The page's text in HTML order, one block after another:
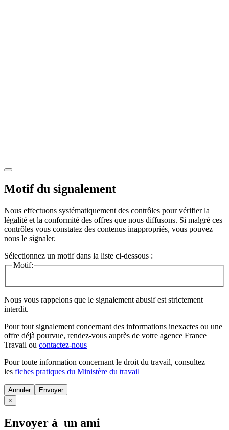
Motif du signalement
Nous effectuons systématiquement des contrôles pour vérifier la
légalité et la conformité des offres que nous diffusons. Si malgré ces
contrôles vous constatez des contenus inappropriés, vous pouvez
nous le signaler.
Sélectionnez un motif dans la liste ci-dessous :
Motif:
Nous vous rappelons que le signalement abusif est strictement
interdit.
Pour tout signalement concernant des informations inexactes ou une
offre déjà pourvue, rendez-vous auprès de votre agence France
Travail ou contactez-nous
Pour toute information concernant le droit du travail, consultez
les fiches pratiques du Ministère du travail
Annuler
×
Envoyer à un ami